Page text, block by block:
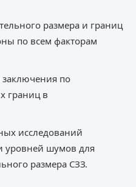
размера и границ
по всем факторам
заключения по
границ в
исследований
уровней шумов для
размера СЗЗ.